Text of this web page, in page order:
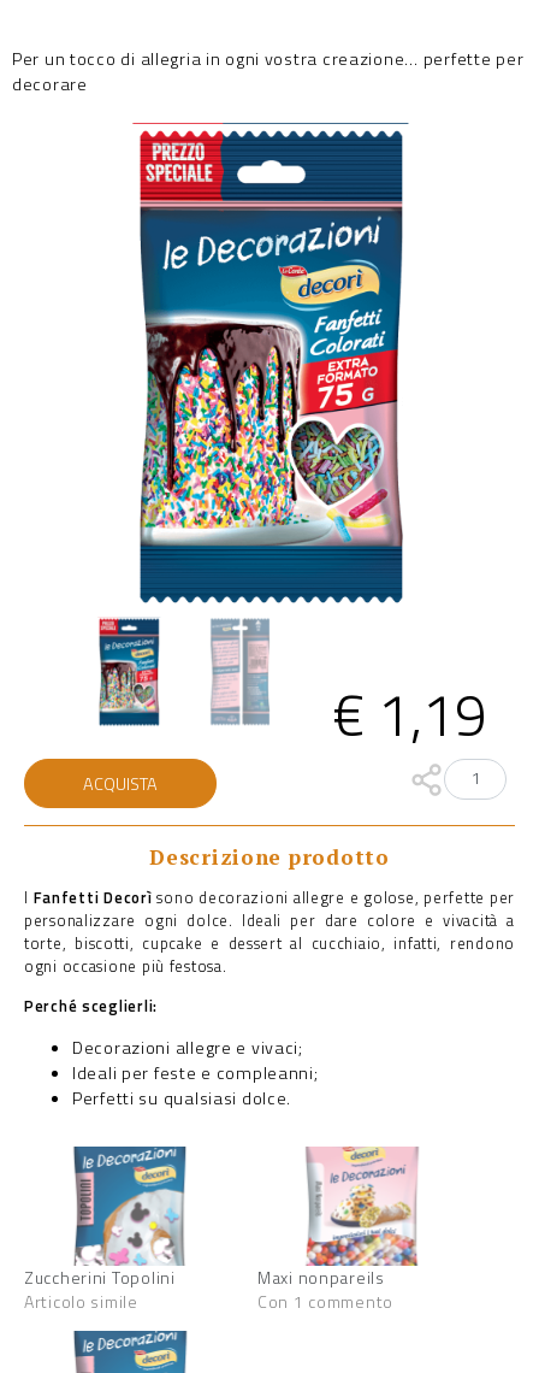
Per un tocco di allegria in ogni vostra creazione… perfette per
decorare
€ 1,19
Fanfetti
quantità
ACQUISTA
Descrizione prodotto
I Fanfetti Decorì sono decorazioni allegre e golose, perfette per
personalizzare ogni dolce. Ideali per dare colore e vivacità a
torte, biscotti, cupcake e dessert al cucchiaio, infatti, rendono
ogni occasione più festosa.
Perché sceglierli:
Decorazioni allegre e vivaci;
Ideali per feste e compleanni;
Perfetti su qualsiasi dolce.
Zuccherini Topolini
Articolo simile
Maxi nonpareils
Con 1 commento